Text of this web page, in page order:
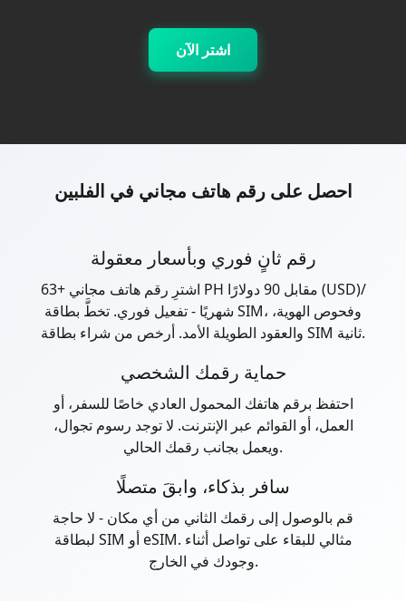
اشتر الآن
احصل على رقم هاتف مجاني في الفلبين
رقم ثانٍ فوري وبأسعار معقولة
اشترِ رقم هاتف مجاني +63 PH مقابل 90 دولارًا (USD)/
شهريًا - تفعيل فوري. تخطَّ بطاقة SIM، وفحوص الهوية،
والعقود الطويلة الأمد. أرخص من شراء بطاقة SIM ثانية.
حماية رقمك الشخصي
احتفظ برقم هاتفك المحمول العادي خاصًا للسفر، أو
العمل، أو القوائم عبر الإنترنت. لا توجد رسوم تجوال،
ويعمل بجانب رقمك الحالي.
سافر بذكاء، وابقَ متصلًا
قم بالوصول إلى رقمك الثاني من أي مكان - لا حاجة
لبطاقة SIM أو eSIM. مثالي للبقاء على تواصل أثناء
وجودك في الخارج.